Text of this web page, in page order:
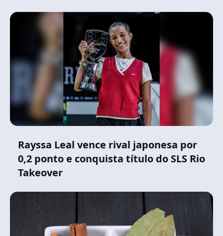
Rayssa Leal vence rival japonesa por
0,2 ponto e conquista título do SLS Rio
Takeover